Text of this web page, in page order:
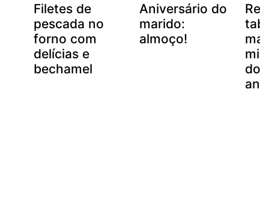
Filetes de
pescada no
forno com
delícias e
bechamel
Aniversário do
marido:
almoço!